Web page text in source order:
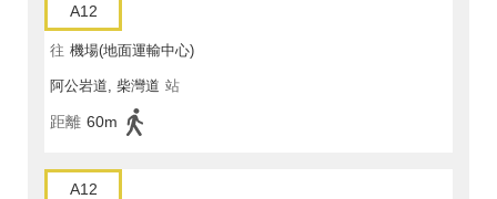
A12
往 機場(地面運輸中心)
阿公岩道, 柴灣道 站
距離 60m
A12